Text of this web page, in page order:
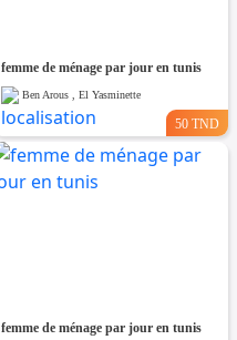
femme de ménage par jour en tunis
Ben Arous , El Yasminette
50 TND
femme de ménage par jour en tunis